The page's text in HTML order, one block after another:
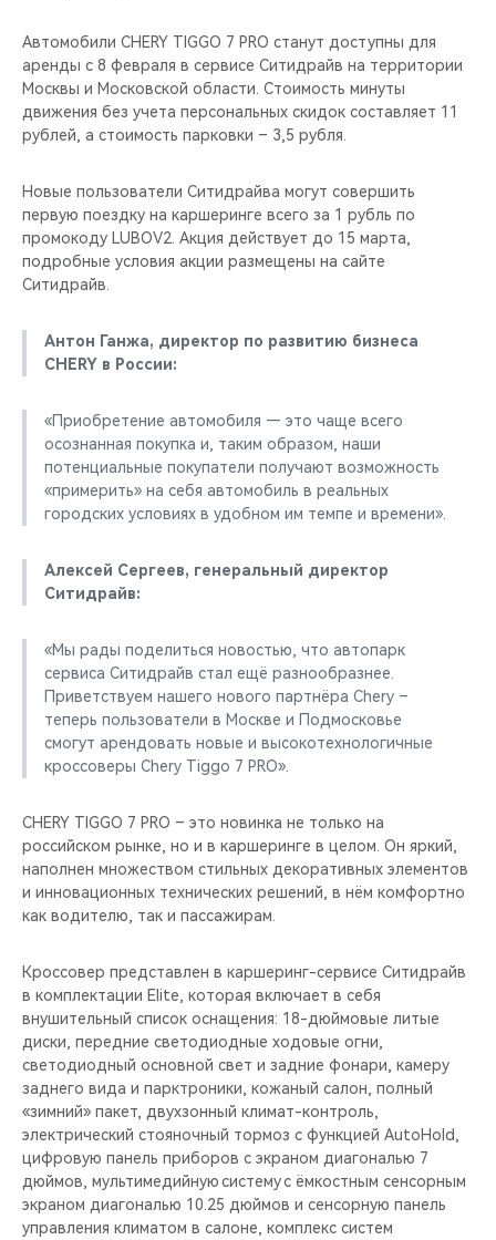
Автомобили CHERY TIGGO 7 PRO станут доступны для
аренды с 8 февраля в сервисе Ситидрайв на территории
Москвы и Московской области. Стоимость минуты
движения без учета персональных скидок составляет 11
рублей, а стоимость парковки – 3,5 рубля.
Новые пользователи Ситидрайва могут совершить
первую поездку на каршеринге всего за 1 рубль по
промокоду LUBOV2. Акция действует до 15 марта,
подробные условия акции размещены на сайте
Ситидрайв.
Антон Ганжа, директор по развитию бизнеса
CHERY в России:
«Приобретение автомобиля — это чаще всего
осознанная покупка и, таким образом, наши
потенциальные покупатели получают возможность
«примерить» на себя автомобиль в реальных
городских условиях в удобном им темпе и времени».
Алексей Сергеев, генеральный директор
Ситидрайв:
«Мы рады поделиться новостью, что автопарк
сервиса Ситидрайв стал ещё разнообразнее.
Приветствуем нашего нового партнёра Chery –
теперь пользователи в Москве и Подмосковье
смогут арендовать новые и высокотехнологичные
кроссоверы Chery Tiggo 7 PRO».
CHERY TIGGO 7 PRO – это новинка не только на
российском рынке, но и в каршеринге в целом. Он яркий,
наполнен множеством стильных декоративных элементов
и инновационных технических решений, в нём комфортно
как водителю, так и пассажирам.
Кроссовер представлен в каршеринг-сервисе Ситидрайв
в комплектации Elite, которая включает в себя
внушительный список оснащения: 18-дюймовые литые
диски, передние светодиодные ходовые огни,
светодиодный основной свет и задние фонари, камеру
заднего вида и парктроники, кожаный салон, полный
«зимний» пакет, двухзонный климат-контроль,
электрический стояночный тормоз с функцией AutoHold,
цифровую панель приборов с экраном диагональю 7
дюймов, мультимедийную систему с ёмкостным сенсорным
экраном диагональю 10.25 дюймов и сенсорную панель
управления климатом в салоне, комплекс систем